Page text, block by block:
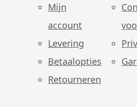
Mijn
account
Levering
Betaalopties
Retourneren